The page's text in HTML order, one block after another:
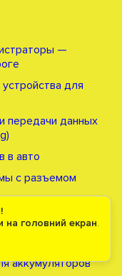
на головний екран.
—
для
передачи данных
в авто
с разъемом
бустеры,
аккумуляторов